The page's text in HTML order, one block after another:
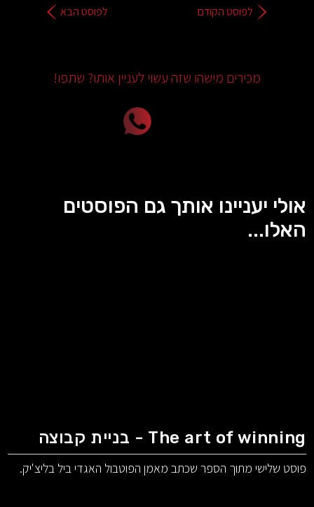
לפוסט הקודם לפוסט הבא
מכירים מישהו שזה עשוי לעניין אותו? שתפו!
אולי יעניינו אותך גם הפוסטים
האלו...
The art of winning - בניית קבוצה
פוסט שלישי מתוך הספר שכתב מאמן הפוטבול האגדי ביל בליצ'יק.